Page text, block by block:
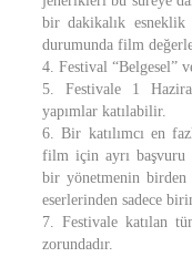
bir dakikalık esneklik
durumunda film
4. Festival “Belgesel”
5. Festivale 1
yapımlar katılabilir.
6. Bir katılımcı en
film için ayrı başvuru
bir yönetmenin birden
eserlerinden sadece
7. Festivale katılan
zorundadır.